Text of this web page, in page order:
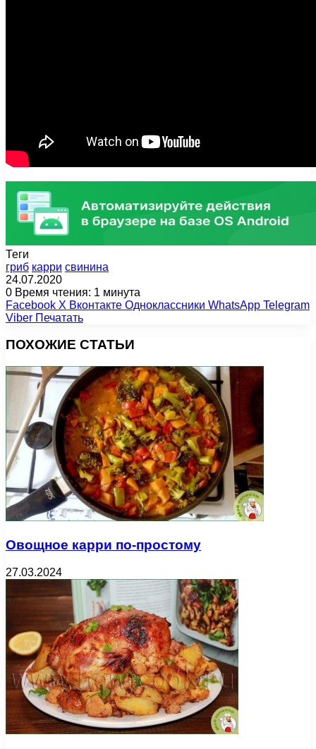
Теги
гриб карри свинина
24.07.2020
0 Время чтения: 1 минута
Facebook X Вконтакте Одноклассники WhatsApp Telegram
Viber Печатать
ПОХОЖИЕ СТАТЬИ
Овощное карри по-простому
27.03.2024